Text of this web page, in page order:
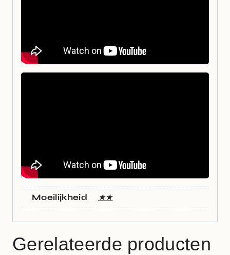
Moeilijkheid ★★
Gerelateerde producten